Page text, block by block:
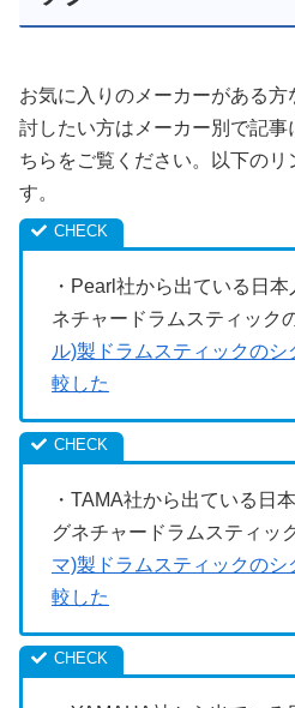
お気に入りのメーカーがある
討したい方はメーカー別で記
ちらをご覧ください。以下のリ
す。
・Pearl社から出ている日
ネチャードラムスティック
ル)製ドラムスティックの
較した
・TAMA社から出ている日
グネチャードラムスティッ
マ)製ドラムスティックの
較した